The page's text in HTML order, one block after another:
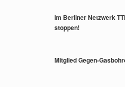
Im Berliner Netzwerk
stoppen!
Mitglied Gegen-